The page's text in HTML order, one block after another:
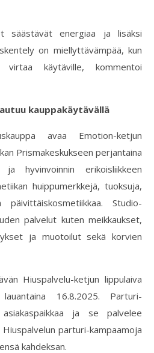
säästävät energiaa ja lisäksi
on miellyttävämpää, kun
käytäville, kommentoi
kauppakäytävällä
avaa Emotion-ketjun
Prismakeskukseen perjantaina
ja hyvinvoinnin erikoisliikkeen
huippumerkkejä, tuoksuja,
Studio-
palvelut kuten meikkaukset,
ja muotoilut sekä korvien
Hiuspalvelu-ketjun lippulaiva
16.8.2025. Parturi-
ja se palvelee
parturi-kampaamoja
kahdeksan.